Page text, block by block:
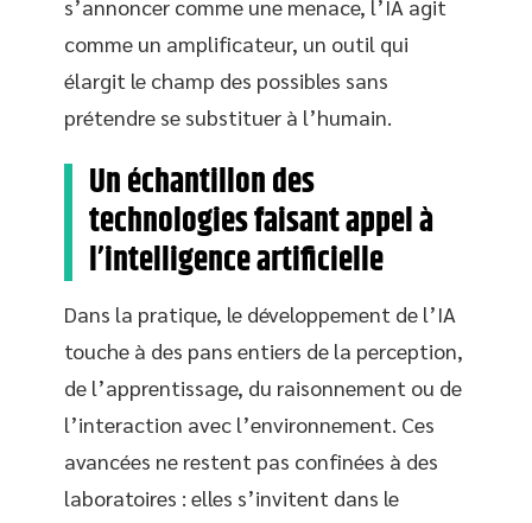
s’annoncer comme une menace, l’IA agit
comme un amplificateur, un outil qui
élargit le champ des possibles sans
prétendre se substituer à l’humain.
Un échantillon des
technologies faisant appel à
l’intelligence artificielle
Dans la pratique, le développement de l’IA
touche à des pans entiers de la perception,
de l’apprentissage, du raisonnement ou de
l’interaction avec l’environnement. Ces
avancées ne restent pas confinées à des
laboratoires : elles s’invitent dans le